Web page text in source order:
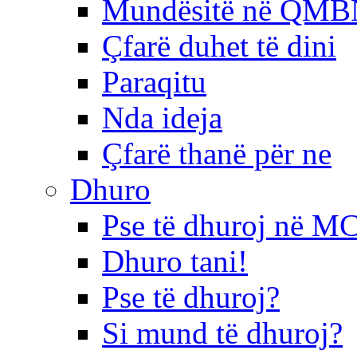
Mundësitë në
Çfarë duhet të dini
Paraqitu
Nda ideja
Çfarë thanë për ne
Dhuro
Pse të dhuroj në
Dhuro tani!
Pse të dhuroj?
Si mund të dhuroj?